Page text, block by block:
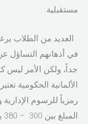
مستقبلية.
العديد من الطلاب
في أذهانهم التساؤل
جداً، ولكن الأمر ليس
الألمانية الحكومية
رمزياً للرسوم